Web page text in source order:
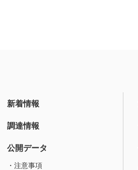
新着情報
調達情報
公開データ
・注意事項